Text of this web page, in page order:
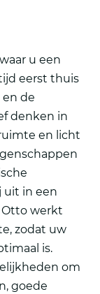
u een
eerst thuis
de
denken in
en licht
uit in een
Otto werkt
zodat uw
is.
om
goede